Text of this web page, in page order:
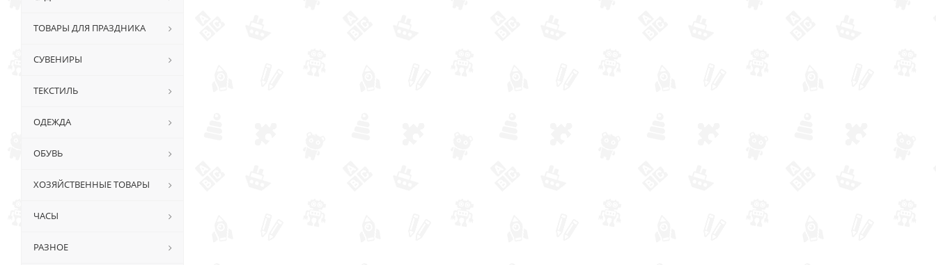
ТОВАРЫ ДЛЯ ПРАЗДНИКА
СУВЕНИРЫ
ТЕКСТИЛЬ
ОДЕЖДА
ОБУВЬ
ХОЗЯЙСТВЕННЫЕ ТОВАРЫ
ЧАСЫ
РАЗНОЕ